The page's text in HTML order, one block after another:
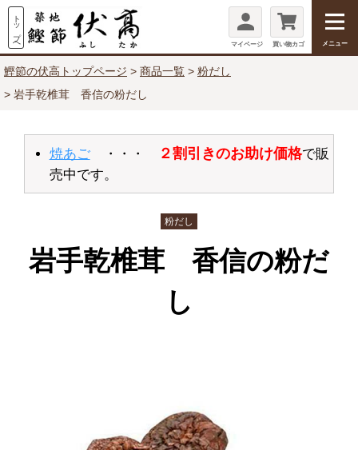
マイページ 買い物カゴ メニュー
焼あご・・・ ２割引きのお助け価格で販
売中です。
鰹節の伏高トップページ 商品一覧
粉だし
岩手乾椎茸 香信の粉だし
粉だし
岩手乾椎茸 香信の粉だ
し